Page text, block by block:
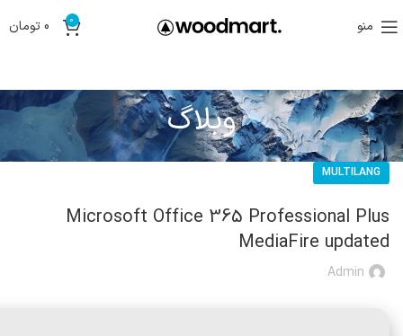
منو 0
0تومان
وبلاگ
MULTILANG
Microsoft Office 365 Professional Plus
MediaFire updated
Admin